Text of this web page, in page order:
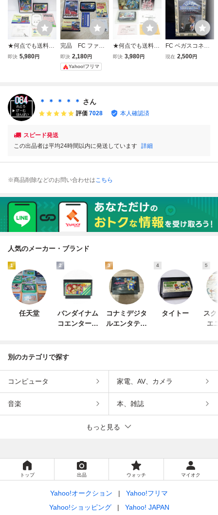
★何点でも送料２
３０円★完品！ド
用/ソフト ファミ
コン シF3レ即発
送
即決 5,980円
完品 FC ファイ
ナルラップ 箱・説
明書・ハガキ・シ
ール付 ファミコン
即決 2,180円
Yahoo!フリマ
★何点でも送料２
３０円★ ドラゴン
即決 3,980円
FC ベガスコネク
ション カジノから
現在 2,500円
＊ ＊ ＊ ＊ ＊ さん
評価 7028 本人確認済
スピード発送
この出品者は平均24時間以内に発送しています 詳細
※商品削除などのお問い合わせはこちら
人気のメーカー・ブランド
1
任天堂
2
バンダイナム
コエンターテ
3
コナミデジタ
ルエンタテイ
4
タイトー
5
ス
エ
別のカテゴリで探す
コンピュータ 家電、AV、カメラ
音楽 本、雑誌
もっと見る
トップ 出品 ウォッチ マイオク
Yahoo!オークション
Yahoo!フリマ
Yahoo!ショッピング
Yahoo! JAPAN